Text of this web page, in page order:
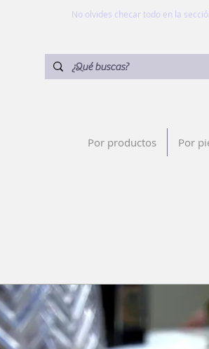
No olvides checar todo en la
Por productos Por